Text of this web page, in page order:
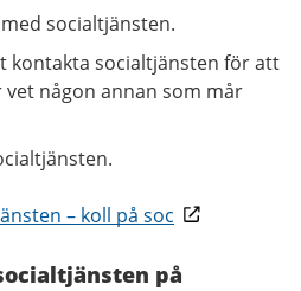
socialtjänsten.
kontakta socialtjänsten för att
någon annan som mår
– koll på soc​
på